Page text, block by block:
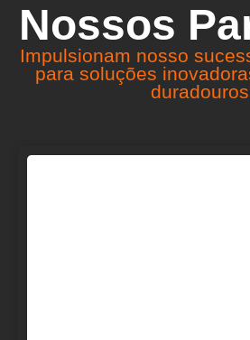
Nossos
Impulsionam nosso
para soluções